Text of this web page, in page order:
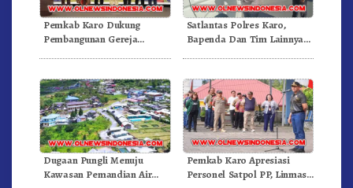
Pemkab Karo Dukung
Pembangunan Gereja
Satlantas Polres Karo,
Bapenda Dan Tim Lainnya
Dugaan Pungli Menuju
Kawasan Pemandian Air
Pemkab Karo Apresiasi
Personel Satpol PP, Linmas,